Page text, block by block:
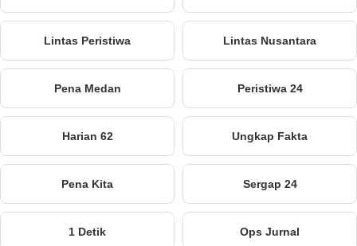
Lintas Peristiwa Lintas Nusantara
Pena Medan Peristiwa 24
Harian 62 Ungkap Fakta
Pena Kita Sergap 24
1 Detik Ops Jurnal